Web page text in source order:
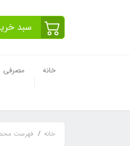
سبد
خانه مصرفی
خانه فهرست